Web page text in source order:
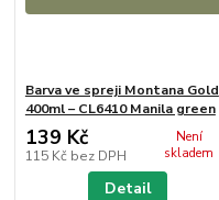
Barva ve spreji Montana Gold
400ml – CL6410 Manila green
139 Kč
115 Kč bez DPH
Není
skladem
Detail